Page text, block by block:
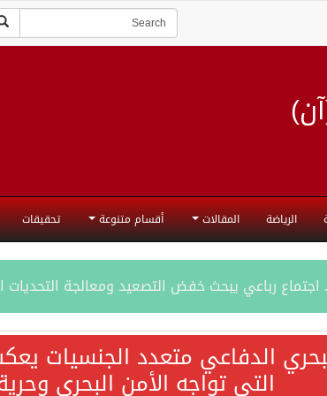
الرياضة المقالات أقسام متنوعة تحقيقات
رباعي يبحث خفض التصعيد ومعالجة التحديات
جميع إجراءات إسرائيل الأحادية في أراضي
الدفاعي متعدد الجنسيات
التي تواجه الأمن البحري